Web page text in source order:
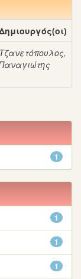
Τζανετόπουλος,
1
1
1
1